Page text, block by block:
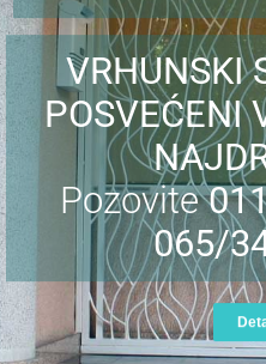
VRHUNSKI
POSVEĆENI
Pozovite
065/